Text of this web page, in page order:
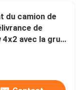
d'urgence
du camion de
de
avec la grue